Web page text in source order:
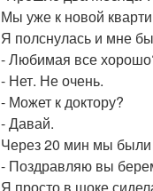
Мы уже к новой
Я полснулась и мне
- Любимая все
- Нет. Не очень.
- Может к доктору?
- Давай.
Через 20 мин мы были
- Поздравляю вы